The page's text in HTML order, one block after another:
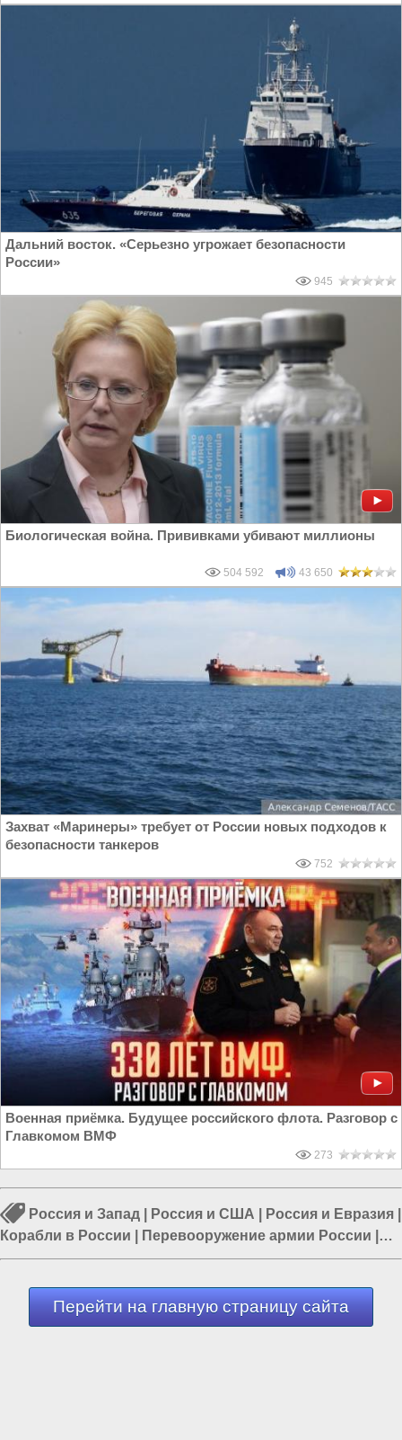
Дальний восток. «Серьезно угрожает безопасности
России»
945
Биологическая война. Прививками убивают миллионы
504 592 43 650
Захват «Маринеры» требует от России новых подходов к
безопасности танкеров
752
Военная приёмка. Будущее российского флота. Разговор с
Главкомом ВМФ
273
Россия и Запад Россия и США Россия и Евразия
Корабли в России
Перевооружение армии России
Сделано в России|Политика в России
Перейти на главную страницу сайта